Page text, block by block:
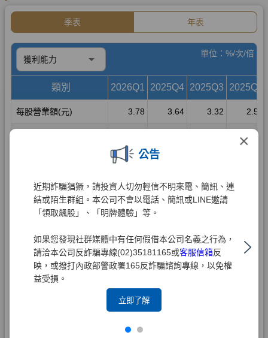
×
公告
近期詐騙猖獗，請投資人切勿輕信不明來電、簡訊、連
結或陌生群組。本公司不會以電話、簡訊或LINE邀請
「領取飆股」、「明牌體驗」等。
如果您發現社群媒體中有任何假借本公司名義之行為，
請洽本公司反詐騙專線(02)35181165或客服信箱反
映，或撥打內政部警政署165反詐騙諮詢專線，以免權
益受損。
立即了解